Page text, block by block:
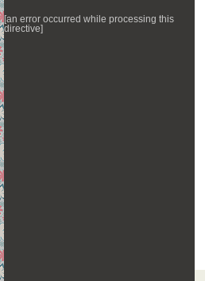
[an error occurred while processing this
directive]